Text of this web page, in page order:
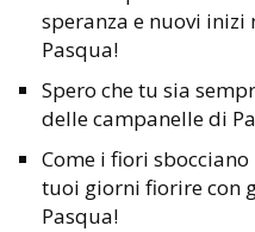
speranza e nuovi inizi
Pasqua!
Spero che tu sia
delle campanelle di
Come i fiori
tuoi giorni fiorire con
Pasqua!